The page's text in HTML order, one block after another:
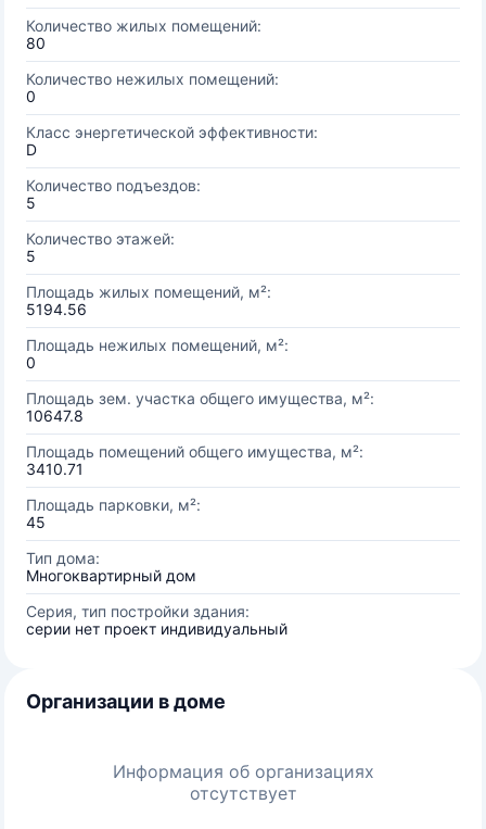
Количество жилых помещений:
80
Количество нежилых помещений:
0
Класс энергетической эффективности:
D
Количество подъездов:
5
Количество этажей:
5
Площадь жилых помещений, м²:
5194.56
Площадь нежилых помещений, м²:
0
Площадь зем. участка общего имущества, м²:
10647.8
Площадь помещений общего имущества, м²:
3410.71
Площадь парковки, м²:
45
Тип дома:
Многоквартирный дом
Серия, тип постройки здания:
серии нет проект индивидуальный
Организации в доме
Информация об организациях
отсутствует